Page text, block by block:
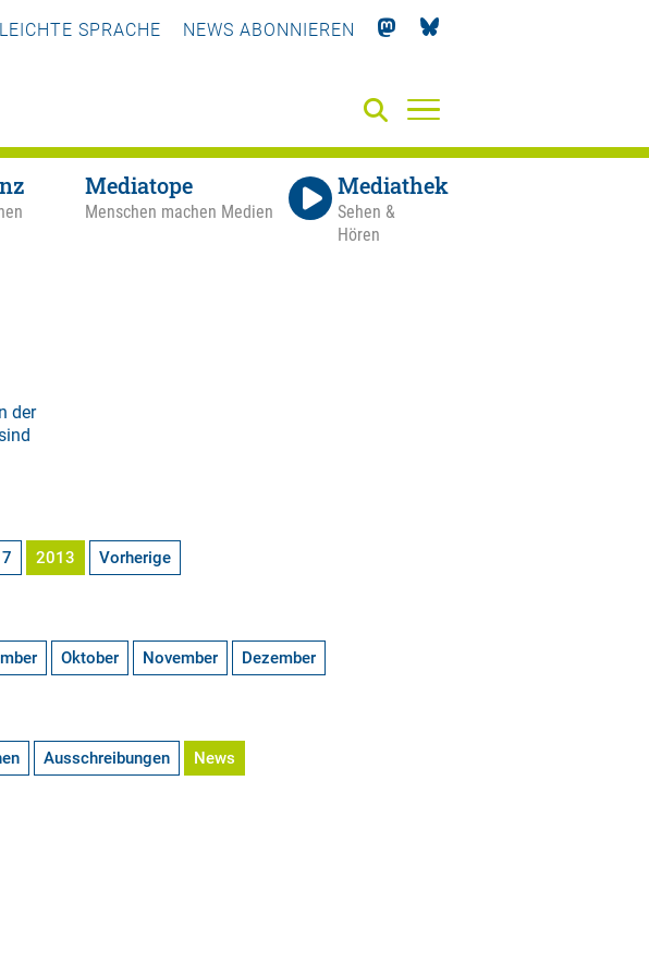
LEICHTE SPRACHE NEWS ABONNIEREN
Mediatope
Menschen machen Medien
Mediathek
Sehen &
Hören
der
2013 Vorherige
Oktober November Dezember
Ausschreibungen News